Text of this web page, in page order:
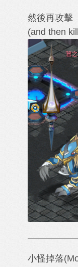
然後再攻擊
(and then kill
小怪掉落